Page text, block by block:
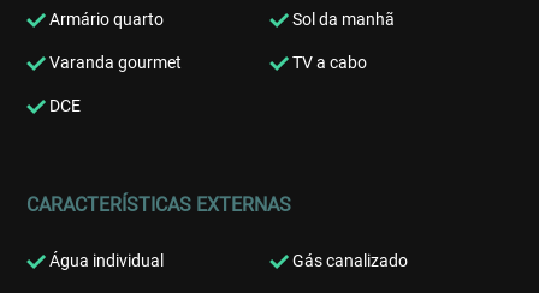
Armário quarto Sol da manhã
Varanda gourmet TV a cabo
DCE
CARACTERÍSTICAS EXTERNAS
Água individual Gás canalizado